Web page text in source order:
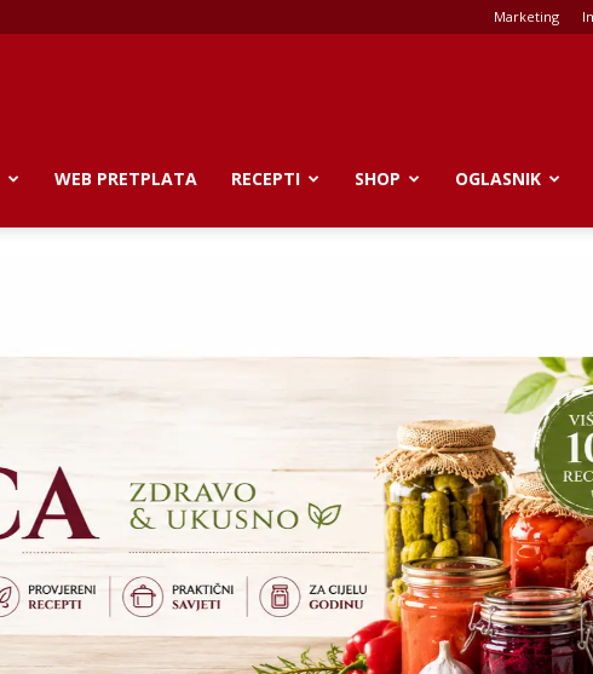
Marketing
WEB PRETPLATA RECEPTI SHOP OGLASNIK